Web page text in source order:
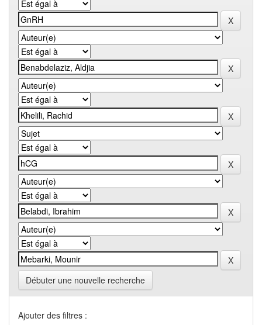
Débuter une nouvelle recherche
Ajouter des filtres :